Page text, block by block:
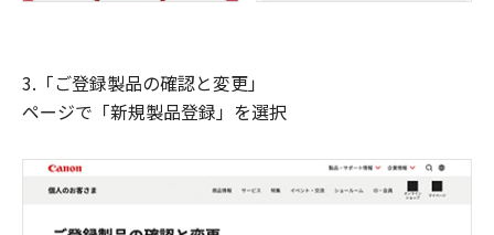
3.「ご登録製品の確認と変更」
ページで「新規製品登録」を選択